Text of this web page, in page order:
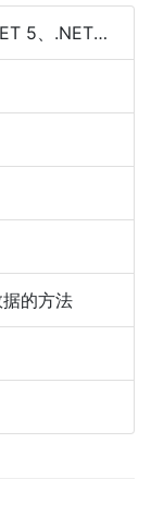
7 简介及区别
的方法